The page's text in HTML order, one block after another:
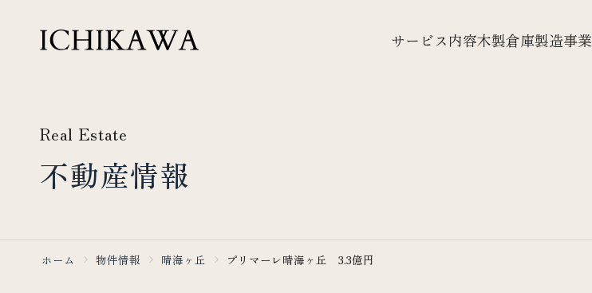
サービス内容木製倉庫製造事業
Real Estate
不動産情報
ホーム 物件情報 晴海ヶ丘 プリマーレ晴海ヶ丘 3.3億円